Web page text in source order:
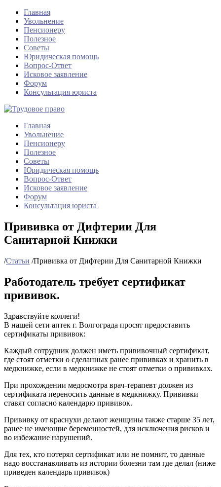
Главная
Увольнение
Пенсионеру
Полезное
Советы
Юридическая помощь
Вопрос-Ответ
Исковое заявление
Форум
Консультация юриста
Главная
Увольнение
Пенсионеру
Полезное
Советы
Юридическая помощь
Вопрос-Ответ
Исковое заявление
Форум
Консультация юриста
Прививка от Дифтерии Для
Санитарной Книжки
/Статьи /Прививка от Дифтерии Для Санитарной Книжки
Работодатель требует сертификат
прививок.
Здравствуйте коллеги!
В нашей сети аптек г. Волгограда просят предоставить
сертификаты прививок:
Каждый сотрудник должен иметь прививочный сертификат,
где стоят отметки о сделанных ранее прививках и хранить в
медкнижке, если в медкнижке не стоят отметки о прививках.
При прохождении медосмотра врач-терапевт должен из
сертификата переносить данные в медкнижку. Прививки
ставят согласно календарю прививок.
Прививку от краснухи делают женщины также старше 35 лет,
ранее не имеющие беременностей, для исключения рисков и
во избежание нарушений.
Для тех, кто потерял сертификат или не помнит, то данные
надо восстанавливать из истории болезни там где делал (ниже
приведен календарь прививок)